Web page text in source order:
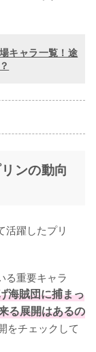
キャラ一覧！途
ンの動向
活躍したプリ
る重要キャラ
海賊団に捕まっ
る展開はあるの
をチェックして